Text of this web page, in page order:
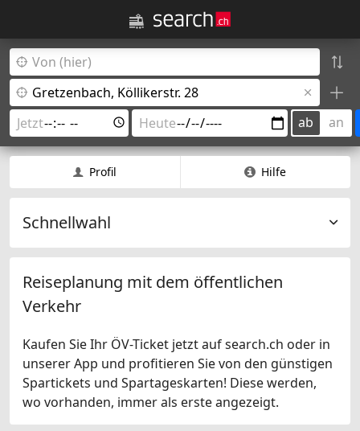
ab an
Profil Hilfe
Schnellwahl
Reiseplanung mit dem öffentlichen
Verkehr
Kaufen Sie Ihr ÖV-Ticket jetzt auf search.ch oder in
unserer App und profitieren Sie von den günstigen
Spartickets und Spartageskarten! Diese werden,
wo vorhanden, immer als erste angezeigt.